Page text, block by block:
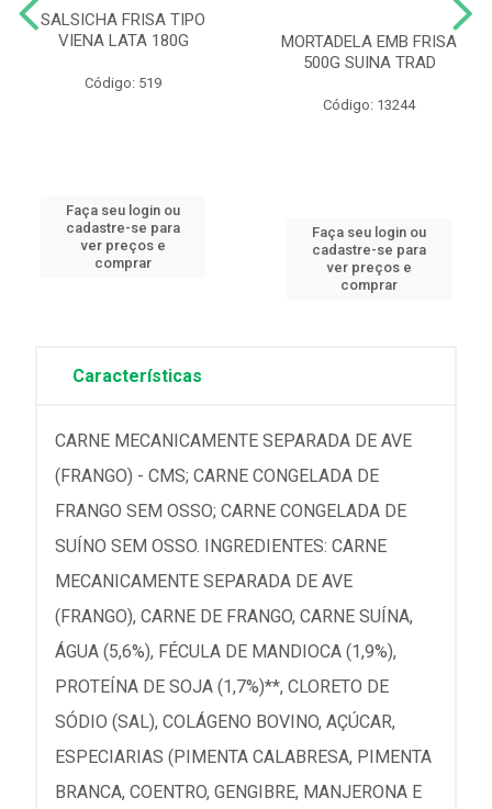
SALSICHA FRISA TIPO
VIENA LATA 180G
Código: 519
Faça seu login ou
cadastre-se para
ver preços e
comprar
MORTADELA EMB FRISA
500G SUINA TRAD
Código: 13244
Faça seu login ou
cadastre-se para
ver preços e
comprar
Características
CARNE MECANICAMENTE SEPARADA DE AVE
(FRANGO) - CMS; CARNE CONGELADA DE
FRANGO SEM OSSO; CARNE CONGELADA DE
SUÍNO SEM OSSO. INGREDIENTES: CARNE
MECANICAMENTE SEPARADA DE AVE
(FRANGO), CARNE DE FRANGO, CARNE SUÍNA,
ÁGUA (5,6%), FÉCULA DE MANDIOCA (1,9%),
PROTEÍNA DE SOJA (1,7%)**, CLORETO DE
SÓDIO (SAL), COLÁGENO BOVINO, AÇÚCAR,
ESPECIARIAS (PIMENTA CALABRESA, PIMENTA
BRANCA, COENTRO, GENGIBRE, MANJERONA E